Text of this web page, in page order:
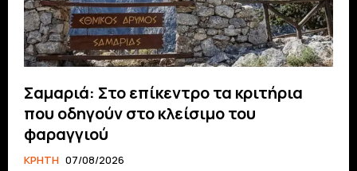
Σαμαριά: Στο επίκεντρο τα κριτήρια
που οδηγούν στο κλείσιμο του
φαραγγιού
ΚΡΗΤΗ 07/08/2026